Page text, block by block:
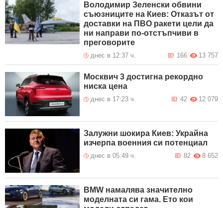
Володимир Зеленски обвини
съюзниците на Киев: Отказът от
доставки на ПВО ракети цели да
ни направи по-отстъпчиви в
преговорите
днес в 12:37 ч. 13 757
166
Москвич 3 достигна рекордно
ниска цена
днес в 17:23 ч. 12 079
42
Залужни шокира Киев: Украйна
изчерпа военния си потенциал
днес в 05:49 ч. 8 652
82
BMW намалява значително
моделната си гама. Ето кои